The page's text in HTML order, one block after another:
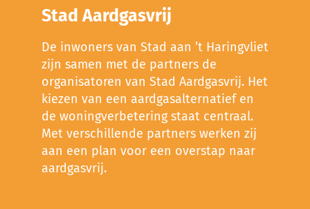
Stad Aardgasvrij
De inwoners van Stad aan ’t Haringvliet
zijn samen met de partners de
organisatoren van Stad Aardgasvrij. Het
kiezen van een aardgasalternatief en
de woningverbetering staat centraal.
Met verschillende partners werken zij
aan een plan voor een overstap naar
aardgasvrij.